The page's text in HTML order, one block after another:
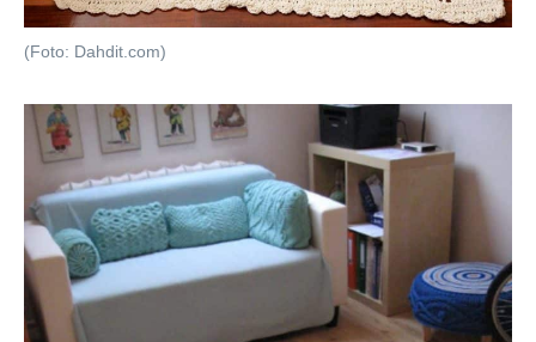
(Foto: Dahdit.com)